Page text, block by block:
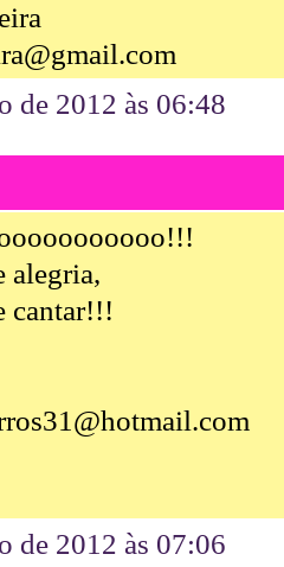
de 2012 às 06:48
alegria,
cantar!!!
de 2012 às 07:06